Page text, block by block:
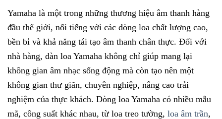
Yamaha là một trong những thương hiệu âm thanh hàng
đầu thế giới, nổi tiếng với các dòng loa chất lượng cao,
bền bỉ và khả năng tái tạo âm thanh chân thực. Đối với
nhà hàng, dàn loa Yamaha không chỉ giúp mang lại
không gian âm nhạc sống động mà còn tạo nên một
không gian thư giãn, chuyên nghiệp, nâng cao trải
nghiệm của thực khách. Dòng loa Yamaha có nhiều mẫu
mã, công suất khác nhau, từ loa treo tường, loa âm trần,